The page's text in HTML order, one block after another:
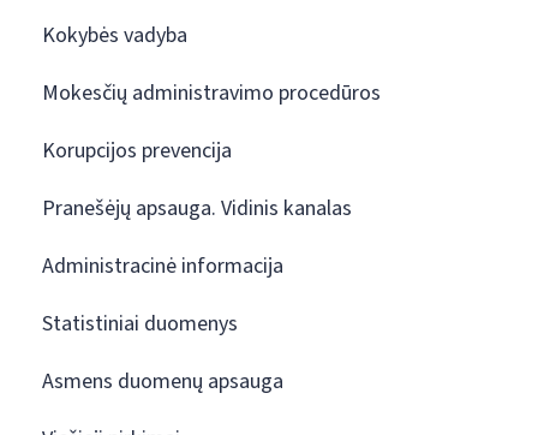
Kokybės vadyba
Mokesčių administravimo procedūros
Korupcijos prevencija
Pranešėjų apsauga. Vidinis kanalas
Administracinė informacija
Statistiniai duomenys
Asmens duomenų apsauga